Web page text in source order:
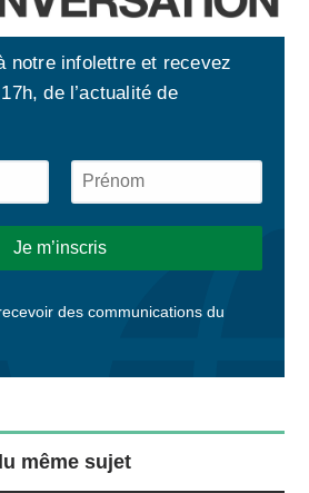
notre infolettre et recevez
de l’actualité de
des communications du
même sujet